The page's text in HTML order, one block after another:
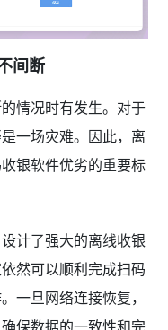
间断
情况时有发生。对于
一场灾难。因此，离
银软件优劣的重要标
计了强大的离线收银
然可以顺利完成扫码
一旦网络连接恢复，
保数据的一致性和完